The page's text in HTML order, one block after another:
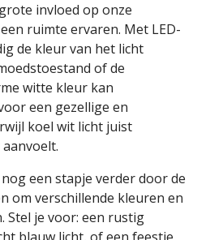
invloed op onze
ruimte ervaren. Met LED-
de kleur van het licht
of de
witte kleur kan
een gezellige en
koel wit licht juist
een stapje verder door de
om verschillende kleuren en
Stel je voor: een rustig